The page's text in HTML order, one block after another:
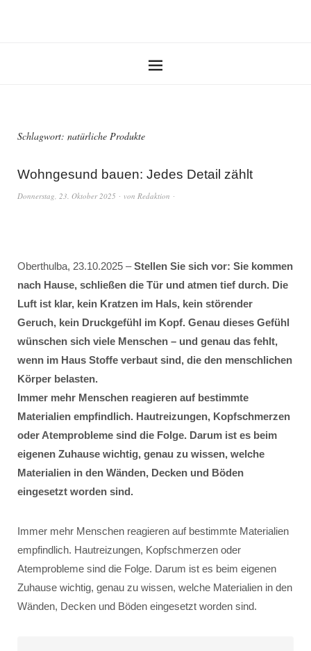
Schlagwort: natürliche Produkte
Wohngesund bauen: Jedes Detail zählt
Donnerstag, 23. Oktober 2025 von Redaktion
Oberthulba, 23.10.2025 –Stellen Sie sich vor: Sie kommen
nach Hause, schließen die Tür und atmen tief durch. Die
Luft ist klar, kein Kratzen im Hals, kein störender
Geruch, kein Druckgefühl im Kopf. Genau dieses Gefühl
wünschen sich viele Menschen – und genau das fehlt,
wenn im Haus Stoffe verbaut sind, die den menschlichen
Körper belasten.
Immer mehr Menschen reagieren auf bestimmte
Materialien empfindlich. Hautreizungen, Kopfschmerzen
oder Atemprobleme sind die Folge. Darum ist es beim
eigenen Zuhause wichtig, genau zu wissen, welche
Materialien in den Wänden, Decken und Böden
eingesetzt worden sind.
Immer mehr Menschen reagieren auf bestimmte Materialien
empfindlich. Hautreizungen, Kopfschmerzen oder
Atemprobleme sind die Folge. Darum ist es beim eigenen
Zuhause wichtig, genau zu wissen, welche Materialien in den
Wänden, Decken und Böden eingesetzt worden sind.